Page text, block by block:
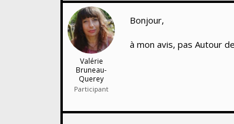
Valérie
Bruneau-
Querey
Participant
Bonjour,
à mon avis, pas Autour